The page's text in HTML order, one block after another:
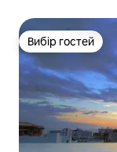
Вибір гостей
Вибір гостей